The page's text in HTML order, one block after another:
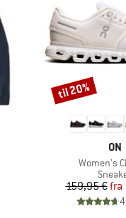
ON
Artikel
Women's
159,95 €fra
Rabat
til 20%